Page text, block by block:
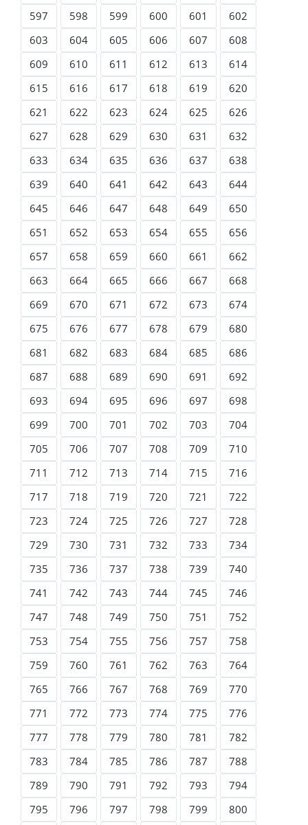
597
598 599 600 601
602
603
604 605 606 607
608
609
610 611 612 613
614
615
616 617 618 619
620
621
622 623 624 625
626
627
628 629 630 631
632
633
634 635 636 637
638
639
640 641 642 643
644
645
646 647 648 649
650
651
652 653 654 655
656
657
658 659 660 661
662
663
664 665 666 667
668
669
670 671 672 673
674
675
676 677 678 679
680
681
682 683 684 685
686
687
688 689 690 691
692
693
694 695 696 697
698
699
700 701 702 703
704
705
706 707 708 709
710
711
712 713 714 715
716
717
718 719 720 721
722
723
724 725 726 727
728
729
730 731 732 733
734
735
736 737 738 739
740
741
742 743 744 745
746
747
748 749 750 751
752
753
754 755 756 757
758
759
760 761 762 763
764
765
766 767 768 769
770
771
772 773 774 775
776
777
778 779 780 781
782
783
784 785 786 787
788
789
790 791 792 793
794
795
796 797 798 799
800